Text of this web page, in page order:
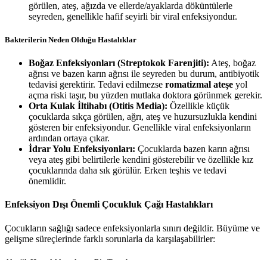
görülen, ateş, ağızda ve ellerde/ayaklarda döküntülerle
seyreden, genellikle hafif seyirli bir viral enfeksiyondur.
Bakterilerin Neden Olduğu Hastalıklar
Boğaz Enfeksiyonları (Streptokok Farenjiti): Ateş, boğaz
ağrısı ve bazen karın ağrısı ile seyreden bu durum, antibiyotik
tedavisi gerektirir. Tedavi edilmezse romatizmal ateşe yol
açma riski taşır, bu yüzden mutlaka doktora görünmek gerekir.
Orta Kulak İltihabı (Otitis Media): Özellikle küçük
çocuklarda sıkça görülen, ağrı, ateş ve huzursuzlukla kendini
gösteren bir enfeksiyondur. Genellikle viral enfeksiyonların
ardından ortaya çıkar.
İdrar Yolu Enfeksiyonları: Çocuklarda bazen karın ağrısı
veya ateş gibi belirtilerle kendini gösterebilir ve özellikle kız
çocuklarında daha sık görülür. Erken teşhis ve tedavi
önemlidir.
Enfeksiyon Dışı Önemli Çocukluk Çağı Hastalıkları
Çocukların sağlığı sadece enfeksiyonlarla sınırı değildir. Büyüme ve
gelişme süreçlerinde farklı sorunlarla da karşılaşabilirler: